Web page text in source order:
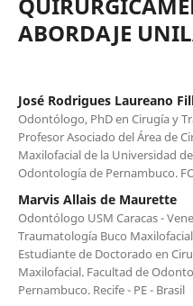
ABORDAJE
José Rodrigues Laureano
Odontólogo, PhD en Cirugía y
Profesor Asociado del Área de
Maxilofacial de la Universidad
Odontología de Pernambuco.
Marvis Allais de Maurette
Odontólogo USM Caracas -
Traumatología Buco
Estudiante de Doctorado en
Maxilofacial. Facultad de
Pernambuco. Recife - PE - Brasil